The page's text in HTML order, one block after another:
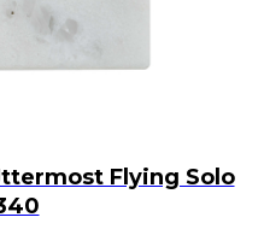
Flying Solo